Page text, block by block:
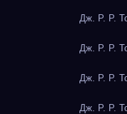
Дж. Р. Р.
Дж. Р. Р.
Дж. Р. Р.
Дж. Р. Р.